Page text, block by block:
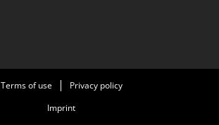
Terms of use
Privacy policy
Imprint